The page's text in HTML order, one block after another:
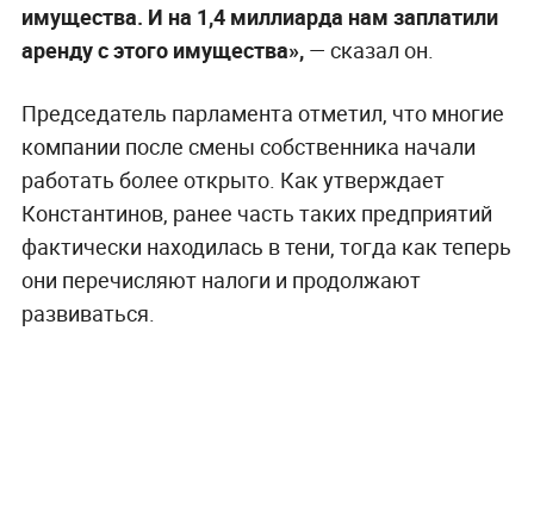
имущества. И на 1,4 миллиарда нам заплатили
аренду с этого имущества», — сказал он.
Председатель парламента отметил, что многие
компании после смены собственника начали
работать более открыто. Как утверждает
Константинов, ранее часть таких предприятий
фактически находилась в тени, тогда как теперь
они перечисляют налоги и продолжают
развиваться.